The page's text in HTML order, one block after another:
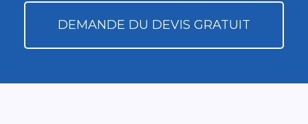
DEMANDE DU DEVIS GRATUIT